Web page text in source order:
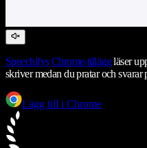
Speechifys Chrome-tilläggläser
skriver medan du pratar och svarar
Lägg till i Chrome